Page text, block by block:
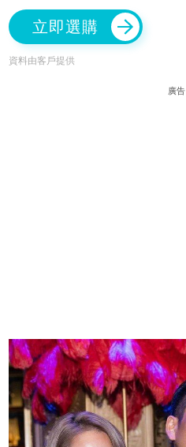
立即選購
資料由客戶提供
廣告